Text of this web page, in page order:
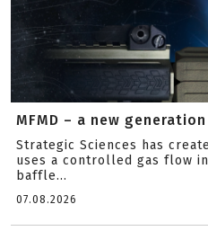
MFMD – a new
Strategic Sciences has
uses a controlled gas flow
baffle...
07.08.2026